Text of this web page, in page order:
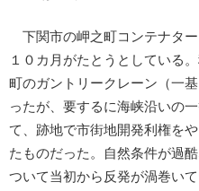
下関市の岬之町コンテナタ
１０カ月がたとうとしている
町のガントリークレーン（一
ったが、要するに海峡沿いの
て、跡地で市街地開発利権を
たものだった。自然条件が過
ついて当初から反発が渦巻い